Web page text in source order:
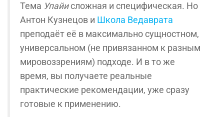
Тема Упайисложная и специфическая. Но
Антон Кузнецов и Школа Ведаврата
преподаёт её в максимально сущностном,
универсальном (не привязанном к разным
мировоззрениям) подходе. И в то же
время, вы получаете реальные
практические рекомендации, уже сразу
готовые к применению.